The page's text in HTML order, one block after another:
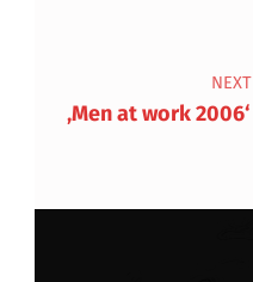
‚Men at work